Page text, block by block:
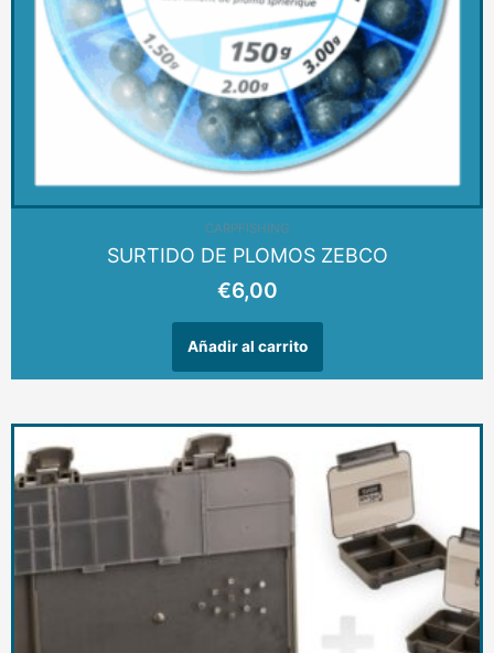
CARPFISHING
SURTIDO DE PLOMOS ZEBCO
€6,00
Añadir al carrito